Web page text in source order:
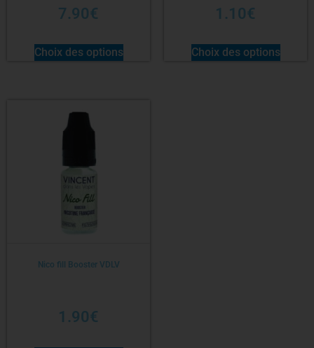
7.90€
Choix des options
1.10€
Choix des options
Nico fill Booster VDLV
1.90€